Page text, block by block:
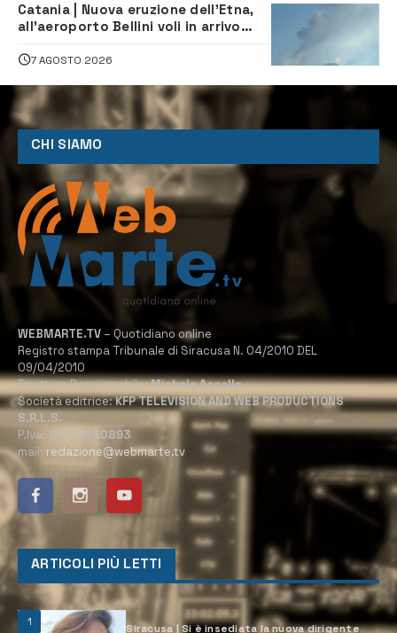
Catania | Nuova eruzione dell’Etna,
all’aeroporto Bellini voli in arrivo
7 AGOSTO 2026
CHI SIAMO
WEBMARTE.TV – Quotidiano online
Registro stampa Tribunale di Siracusa N. 04/2010 DEL
09/04/2010
Direttore Responsabile:Michele Accolla
Società editrice:KFP TELEVISION AND WEB PRODUCTIONS
S.R.L.S.
P.Iva: 02184950893
mail: redazione@webmarte.tv
ARTICOLI PIÙ LETTI
1
Siracusa | Si è insediata la nuova dirigente